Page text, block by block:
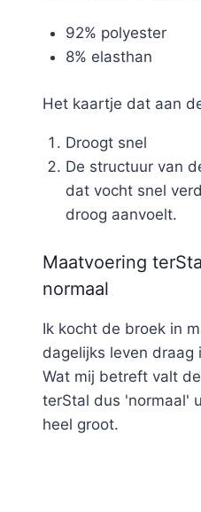
92% polyester
8% elasthan
Het kaartje dat aan
Droogt snel
De structuur van
dat vocht snel
droog aanvoelt.
Maatvoering
normaal
Ik kocht de broek in
dagelijks leven draag
Wat mij betreft valt
terStal dus 'normaal'
heel groot.